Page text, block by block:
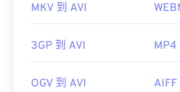
MKV 到 AVI
3GP 到 AVI MP4
OGV 到 AVI AIFF